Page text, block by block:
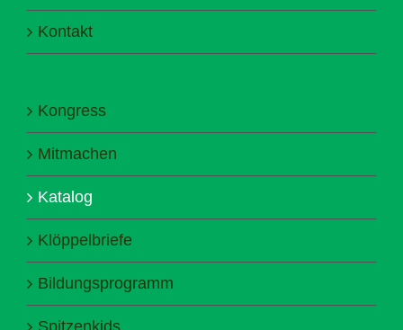
Kontakt
Kongress
Mitmachen
Katalog
Klöppelbriefe
Bildungsprogramm
Spitzenkids